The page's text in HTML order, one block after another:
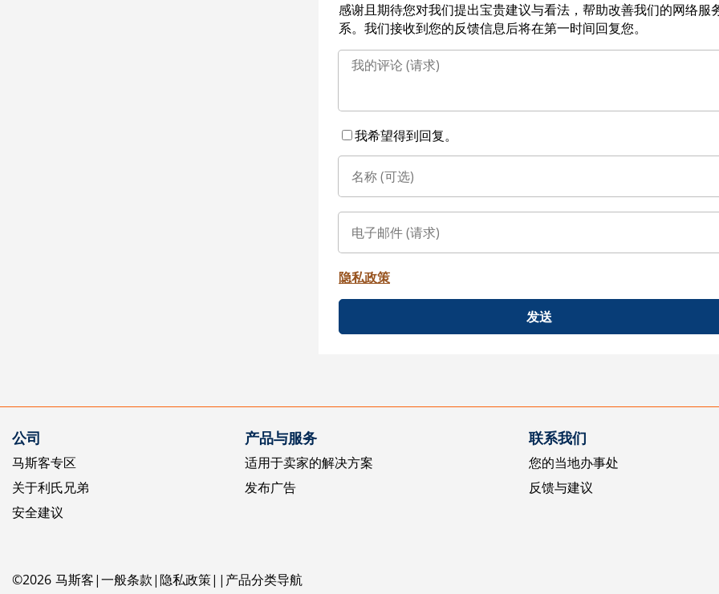
感谢且期待您对我们提出宝贵建议与看法，帮助改善我们的网络服
系。我们接收到您的反馈信息后将在第一时间回复您。
我希望得到回复。
隐私政策
发送
公司
马斯客专区
关于利氏兄弟
安全建议
产品与服务
适用于卖家的解决方案
发布广告
联系我们
您的当地办事处
反馈与建议
©2026 马斯客 一般条款 隐私政策 产品分类导航